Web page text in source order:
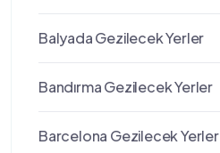
Balyada Gezilecek Yerler
Bandırma Gezilecek Yerler
Barcelona Gezilecek Yerler